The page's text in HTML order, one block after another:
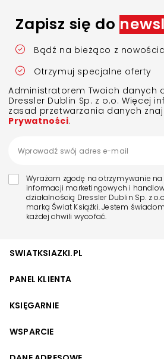
Zapisz się do
Bądź na bieżąco z
Otrzymuj specjalne oferty
Administratorem Twoich danych
Dressler Dublin Sp. z o.o. Więcej
zasad przetwarzania danych
Prywatności.
Wyrażam zgodę na otrzymywanie
informacji marketingowych i
działalnością Dressler Dublin Sp. z
marką Świat Książki. Jestem
każdej chwili wycofać.
SWIATKSIAZKI.PL
PANEL KLIENTA
KSIĘGARNIE
WSPARCIE